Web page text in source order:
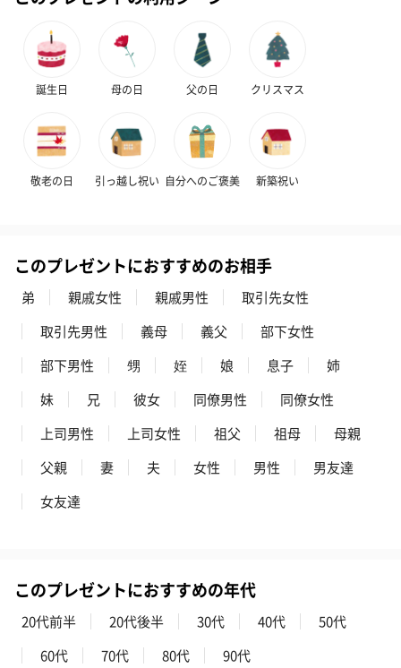
かき氷入浴剤4点セット
かき氷入浴剤4点セット
ハンドタオル・ハンカチ
ハンドタオル・ハンカチを同梱してお届けいたします。ギフトへ
の＋αにおすすめです。
花束ハンドタオル（ピ
お酒を同梱してお届けいたします。
※20歳未満の方への酒類の販売はいたしません。
誕生日 母の日 父の日 クリスマス
敬老の日 引っ越し祝い 自分へのご褒美 新築祝い
このプレゼントにおすすめのお相手
弟 親戚女性 親戚男性
取引先女性
取引先男性
義母 義父
部下女性
部下男性
甥 姪 娘 息子
姉
妹
兄 彼女 同僚男性
同僚女性
上司男性
上司女性 祖父 祖母
母親
父親
妻 夫 女性 男性
男友達
女友達
このプレゼントにおすすめの年代
20代前半 20代後半 30代 40代
50代
60代
70代 80代 90代